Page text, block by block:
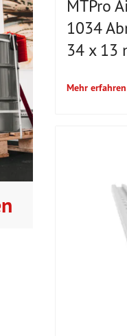
MTPro
1034
34 x 13
Mehr erfahren